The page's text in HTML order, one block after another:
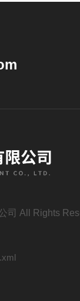
司 All Rights